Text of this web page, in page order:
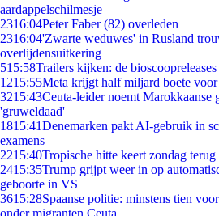
aardappelschilmesje
2316:04Peter Faber (82) overleden
2316:04'Zwarte weduwes' in Rusland
overlijdensuitkering
515:58Trailers kijken: de
1215:55Meta krijgt half miljard boete voor
3215:43Ceuta-leider noemt Marokkaanse
'gruweldaad'
1815:41Denemarken pakt AI-gebruik in
examens
2215:40Tropische hitte keert zondag
2415:35Trump grijpt weer in op
geboorte in VS
3615:28Spaanse politie: minstens tien
onder migranten Ceuta